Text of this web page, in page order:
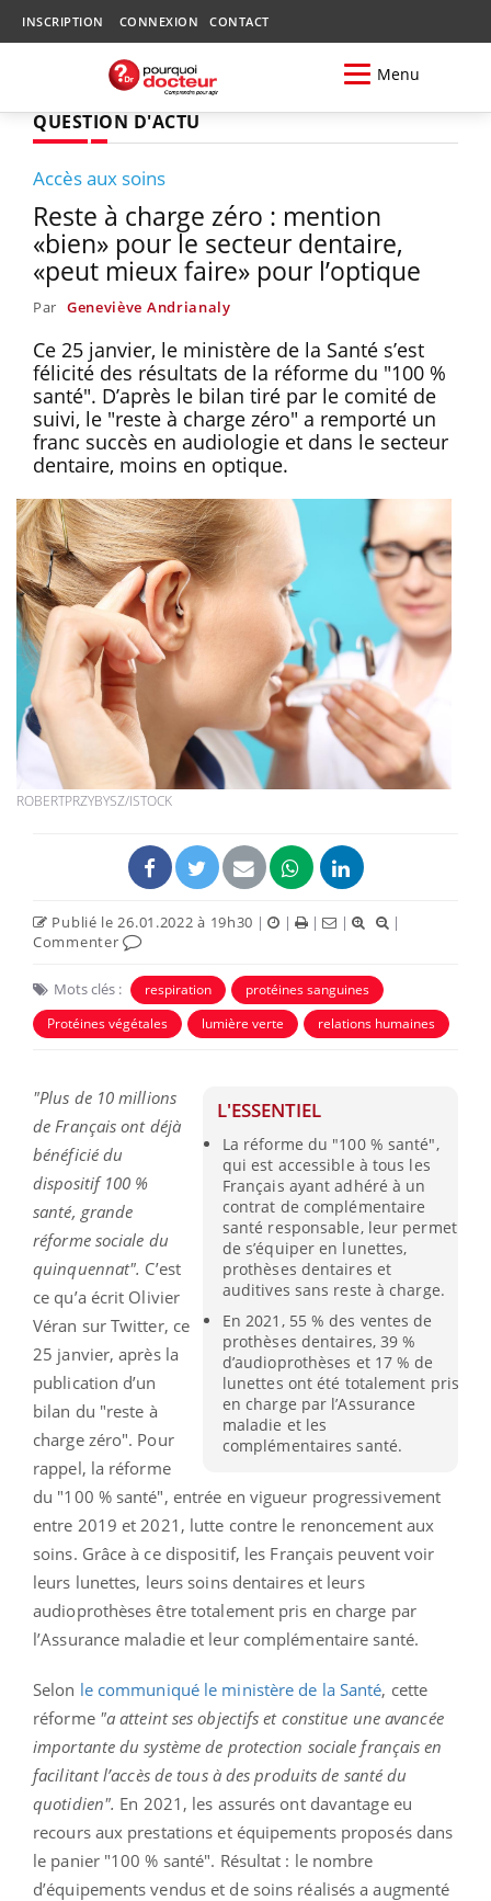
INSCRIPTION CONNEXION CONTACT
Menu
QUESTION D'ACTU
Accès aux soins
Reste à charge zéro : mention
«bien» pour le secteur dentaire,
«peut mieux faire» pour l’optique
Par Geneviève Andrianaly
Ce 25 janvier, le ministère de la Santé s’est
félicité des résultats de la réforme du "100 %
santé". D’après le bilan tiré par le comité de
suivi, le "reste à charge zéro" a remporté un
franc succès en audiologie et dans le secteur
dentaire, moins en optique.
ROBERTPRZYBYSZ/ISTOCK
Publié le 26.01.2022 à 19h30 | | | |
|
Commenter
Mots clés : respiration
protéines sanguines
Protéines végétales
lumière verte relations humaines
L'ESSENTIEL
La réforme du "100 % santé",
qui est accessible à tous les
Français ayant adhéré à un
contrat de complémentaire
santé responsable, leur permet
de s’équiper en lunettes,
prothèses dentaires et
auditives sans reste à charge.
En 2021, 55 % des ventes de
prothèses dentaires, 39 %
d’audioprothèses et 17 % de
lunettes ont été totalement pris
en charge par l’Assurance
maladie et les
complémentaires santé.
"Plus de 10 millions
de Français ont déjà
bénéficié du
dispositif 100 %
santé, grande
réforme sociale du
quinquennat". C’est
ce qu’a écrit Olivier
Véran sur Twitter, ce
25 janvier, après la
publication d’un
bilan du "reste à
charge zéro". Pour
rappel, la réforme
du "100 % santé", entrée en vigueur progressivement
entre 2019 et 2021, lutte contre le renoncement aux
soins. Grâce à ce dispositif, les Français peuvent voir
leurs lunettes, leurs soins dentaires et leurs
audioprothèses être totalement pris en charge par
l’Assurance maladie et leur complémentaire santé.
Selon le communiqué le ministère de la Santé, cette
réforme "a atteint ses objectifs et constitue une avancée
importante du système de protection sociale français en
facilitant l’accès de tous à des produits de santé du
quotidien". En 2021, les assurés ont davantage eu
recours aux prestations et équipements proposés dans
le panier "100 % santé". Résultat : le nombre
d’équipements vendus et de soins réalisés a augmenté